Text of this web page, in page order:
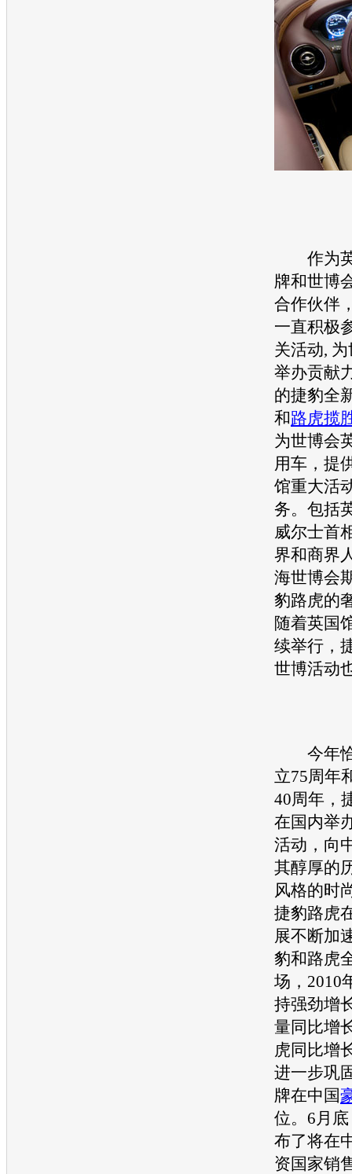
作为英
牌和世博
合作伙伴
一直积极
关活动,
举办贡献
的捷豹全
和路虎揽
为世博会
用车，提
馆重大活
务。包括
威尔士首
界和商界
海世博会
豹路虎的
随着英国
续举行，
世博活动
今年
立75周年
40周年，
在国内举
活动，向
其醇厚的
风格的时
捷豹路虎
展不断加
豹和路虎
场，2010
持强劲增
量同比增
虎同比增
进一步巩
牌在中国
位。6月
布了将在
资国家销